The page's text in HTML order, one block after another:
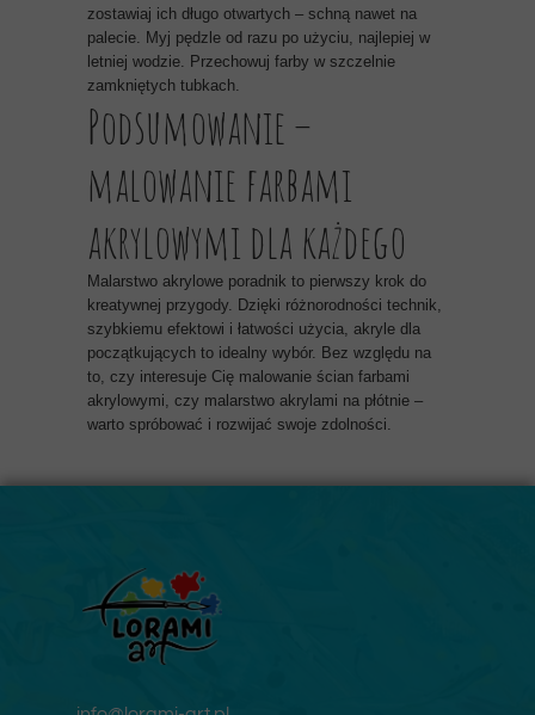
zostawiaj ich długo otwartych – schną nawet na
palecie. Myj pędzle od razu po użyciu, najlepiej w
letniej wodzie. Przechowuj farby w szczelnie
zamkniętych tubkach.
Podsumowanie –
malowanie farbami
akrylowymi dla każdego
Malarstwo akrylowe poradnik to pierwszy krok do
kreatywnej przygody. Dzięki różnorodności technik,
szybkiemu efektowi i łatwości użycia, akryle dla
początkujących to idealny wybór. Bez względu na
to, czy interesuje Cię malowanie ścian farbami
akrylowymi, czy malarstwo akrylami na płótnie –
warto spróbować i rozwijać swoje zdolności.